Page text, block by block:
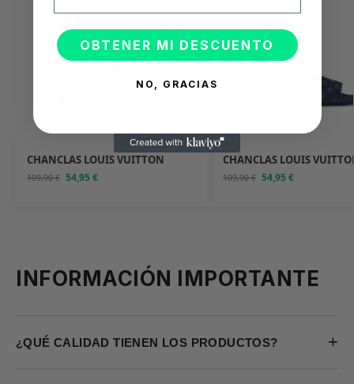
CHANCLAS LOUIS VUITTON
109,90€ 54,95€
CHANCLAS LOUIS
109,90€ 54,95€
INFORMACIÓN IMPORTANTE
¿QUÉ CALIDAD TIENEN LOS PRODUCTOS? +
OBTENER MI DESCUENTO
NO, GRACIAS